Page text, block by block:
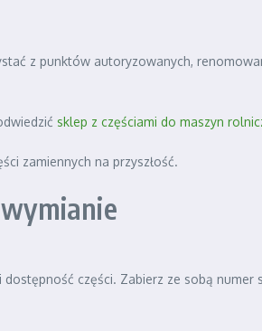
z punktów autoryzowanych,
sklep z częściami do maszyn
zamiennych na przyszłość.
części. Zabierz ze sobą numer